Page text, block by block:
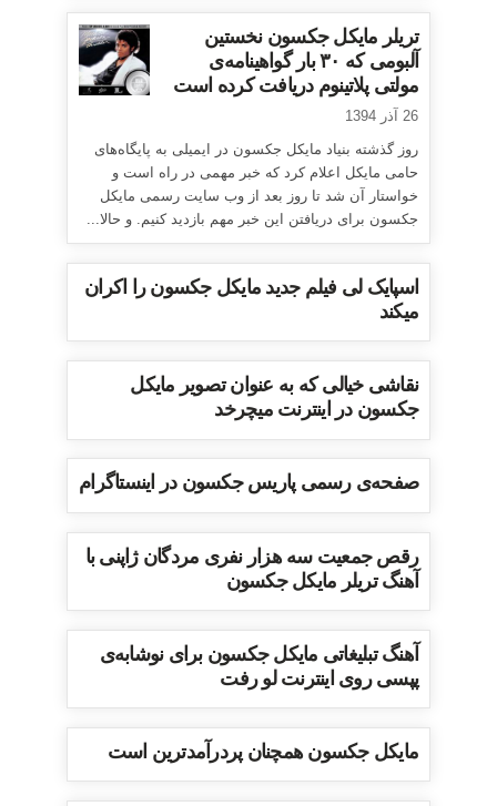
تریلر مایکل جکسون نخستین
آلبومی که ۳۰ بار گواهینامه‌ی
مولتی پلاتینوم دریافت کرده است
26 آذر 1394
روز گذشته بنیاد مایکل جکسون در ایمیلی به پایگاه‌های
حامی مایکل اعلام کرد که خبر مهمی در راه است و
خواستار آن شد تا روز بعد از وب سایت رسمی مایکل
جکسون برای دریافتن این خبر مهم بازدید کنیم. و حالا...
اسپایک لی فیلم جدید مایکل جکسون را اکران
میکند
نقاشی خیالی که به عنوان تصویر مایکل
جکسون در اینترنت میچرخد
صفحه‌ی رسمی پاریس جکسون در اینستاگرام
رقص جمعیت سه هزار نفری مردگان ژاپنی با
آهنگ تریلر مایکل جکسون
آهنگ تبلیغاتی مایکل جکسون برای نوشابه‌ی
پپسی روی اینترنت لو رفت
مایکل جکسون همچنان پردرآمدترین است